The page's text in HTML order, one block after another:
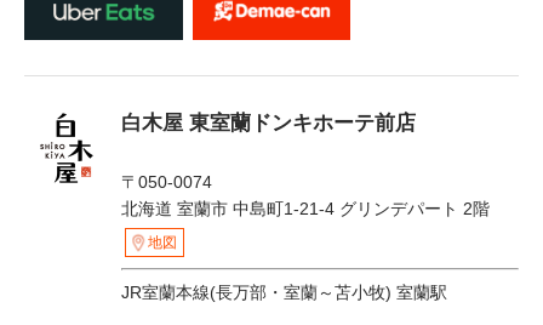
白木屋 東室蘭ドンキホーテ前店
〒050-0074
北海道 室蘭市 中島町1-21-4 グリンデパート 2階
地図
JR室蘭本線(長万部・室蘭～苫小牧) 室蘭駅